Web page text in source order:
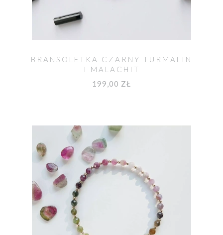
BRANSOLETKA CZARNY TURMALIN
I MALACHIT
199,00 ZŁ